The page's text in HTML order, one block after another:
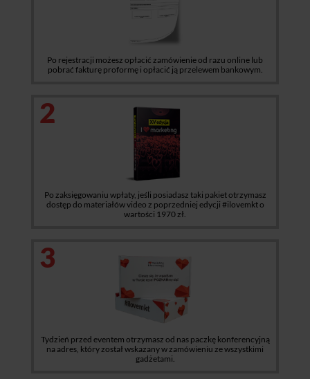
Po rejestracji możesz opłacić zamówienie od razu online lub
pobrać fakturę proformę i opłacić ją przelewem bankowym.
2
Po zaksięgowaniu wpłaty, jeśli posiadasz taki pakiet otrzymasz
dostęp do materiałów video z poprzedniej edycji #ilovemkt o
wartości 1970 zł.
3
Tydzień przed eventem otrzymasz od nas paczkę konferencyjną
na adres, który został wskazany w zamówieniu ze wszystkimi
gadżetami.